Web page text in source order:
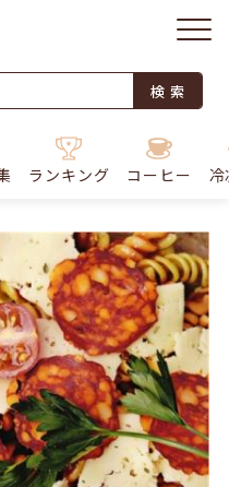
検 索
ランキング コーヒー